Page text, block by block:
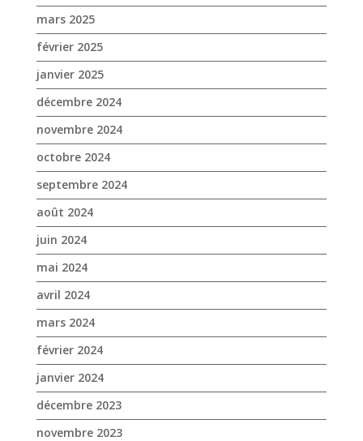
mars 2025
février 2025
janvier 2025
décembre 2024
novembre 2024
octobre 2024
septembre 2024
août 2024
juin 2024
mai 2024
avril 2024
mars 2024
février 2024
janvier 2024
décembre 2023
novembre 2023